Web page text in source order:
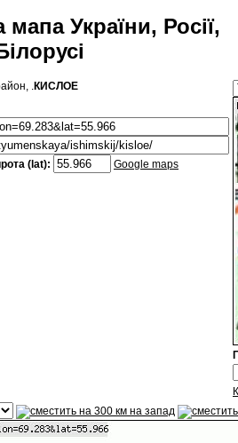
України, Росії,
.КИСЛОЕ
(lat): Google maps